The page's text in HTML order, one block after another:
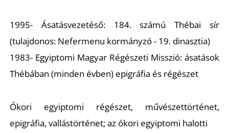
1995- Ásatásvezetéső: 184. számú Thébai sír
(tulajdonos: Nefermenu kormányzó - 19. dinasztia)
1983- Egyiptomi Magyar Régészeti Misszió: ásatások
Thébában (minden évben) epigráfia és régészet
Ókori egyiptomi régészet, művészettörténet,
epigráfia, vallástörténet; az ókori egyiptomi halotti